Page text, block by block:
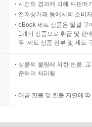
시간의 경과에 의해 재판매
전자상거래 등에서의 소비
eBook 세트 상품은 일괄 구
1개의 상품으로 취급 및 판
우, 세트 상품 전부 및 세트
상품의 불량에 의한 반품,
준하여 처리됨
대금 환불 및 환불 지연에